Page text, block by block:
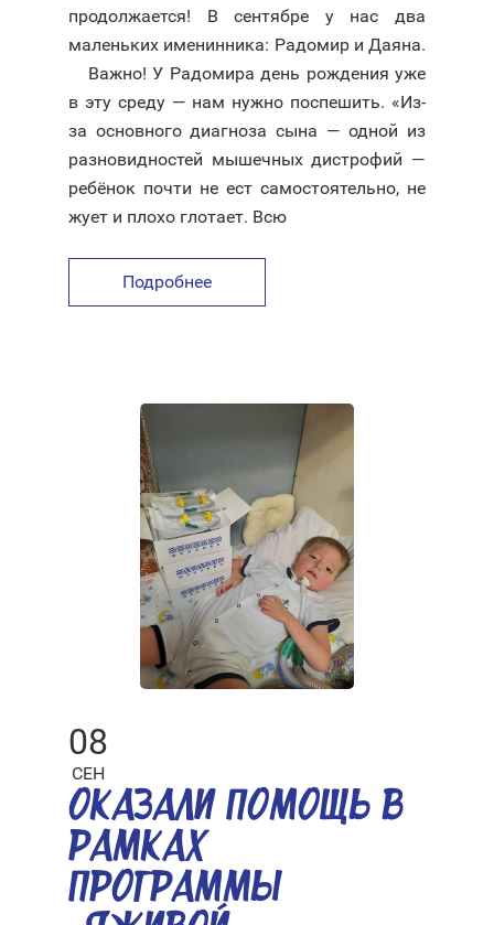
продолжается! В сентябре у нас два
маленьких именинника: Радомир и Даяна.
⠀ Важно! У Радомира день рождения уже
в эту среду — нам нужно поспешить. «Из-
за основного диагноза сына — одной из
разновидностей мышечных дистрофий —
ребёнок почти не ест самостоятельно, не
жует и плохо глотает. Всю
Подробнее
08
СЕН
ОКАЗАЛИ ПОМОЩЬ В
РАМКАХ
ПРОГРАММЫ